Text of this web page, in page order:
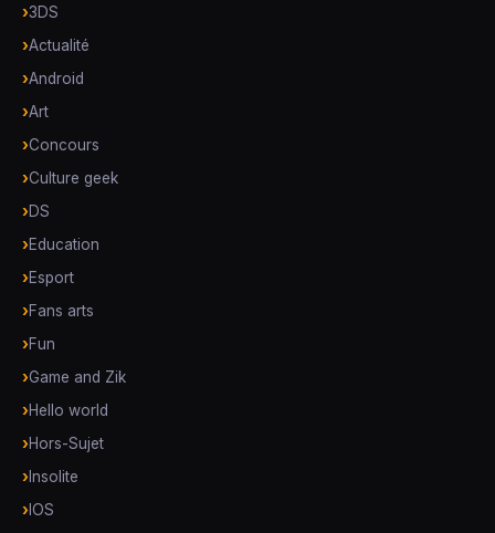
3DS
Actualité
Android
Art
Concours
Culture geek
DS
Education
Esport
Fans arts
Fun
Game and Zik
Hello world
Hors-Sujet
Insolite
IOS